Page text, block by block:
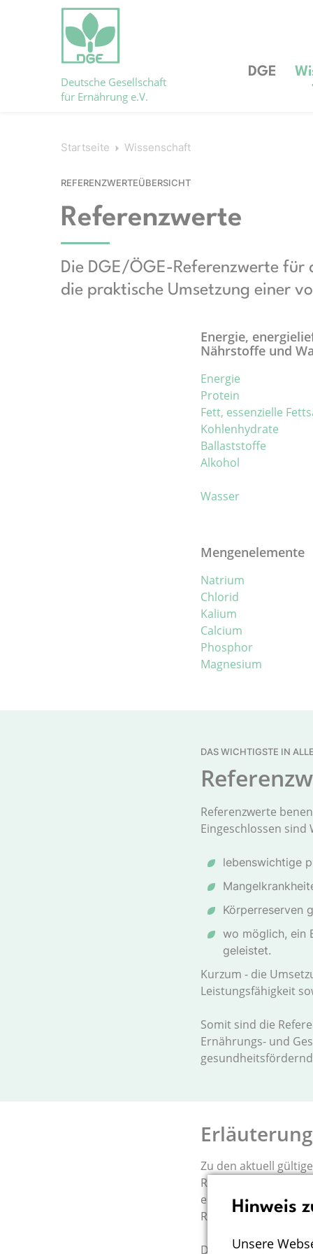
Deutsche Gesellschaft
für Ernährung e.V.
DGE
Startseite Wissenschaft
REFERENZWERTEÜBERSICHT
Referenzwerte
Die DGE/ÖGE-Referenzwerte
die praktische Umsetzung einer
Energie,
Nährstoffe und
Energie
Protein
Fett, essenzielle
Kohlenhydrate
Ballaststoffe
Alkohol
Wasser
Mengenelemente
Natrium
Chlorid
Kalium
Calcium
Phosphor
Magnesium
DAS WICHTIGSTE IN
Referenzwerte
Eingeschlossen
lebenswichtige
Körperreserven
wo möglich, ein
geleistet.
Kurzum - die
Leistungsfähigkeit
Somit sind die
Ernährungs- und
Zu den aktuell
Referenzwerten
einzelnen
Referenzwerte
Deutsche
Hinweis
Unsere